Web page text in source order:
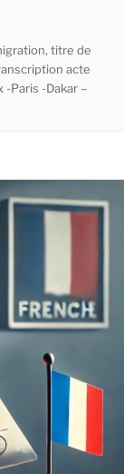
titre de
acte
-Paris -Dakar –